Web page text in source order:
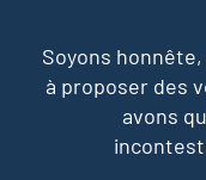
Soyons
à proposer des
avons